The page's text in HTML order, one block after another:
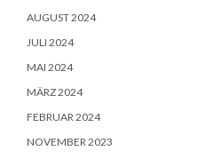
AUGUST 2024
JULI 2024
MAI 2024
MÄRZ 2024
FEBRUAR 2024
NOVEMBER 2023